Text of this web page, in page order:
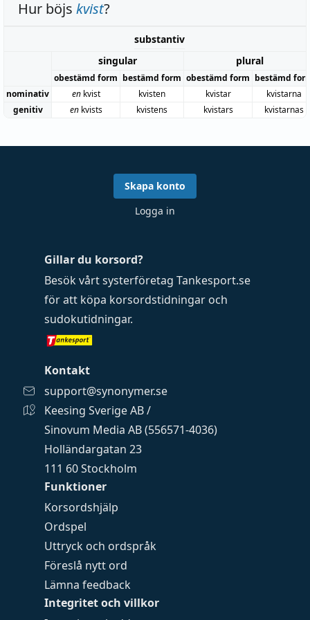
Hur böjs kvist?
substantiv
singular
plural
obestämd form bestämd form obestämd form bestämd
nominativ
enkvist kvisten kvistar
kvistarna
genitiv
enkvists kvistens kvistars kvistarnas
Funktioner
Korsordshjälp
Ordspel
Uttryck och ordspråk
Föreslå nytt ord
Lämna feedback
Integritet och villkor
Gillar du korsord?
Besök vårt systerföretag Tankesport.se
för att köpa korsordstidningar och
sudokutidningar.
Kontakt
support@synonymer.se
Keesing Sverige AB /
Sinovum Media AB (556571-4036)
Holländargatan 23
111 60 Stockholm
Skapa konto
Logga in